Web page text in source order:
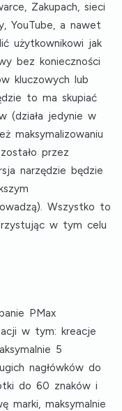
Zakupach, sieci
YouTube, a nawet
użytkownikowi jak
bez konieczności
kluczowych lub
to ma skupiać
(działa jedynie w
maksymalizowaniu
przez
narzędzie będzie
Wszystko to
w tym celu
PMax
w tym: kreacje
5
nagłówków do
do 60 znaków i
marki, maksymalnie